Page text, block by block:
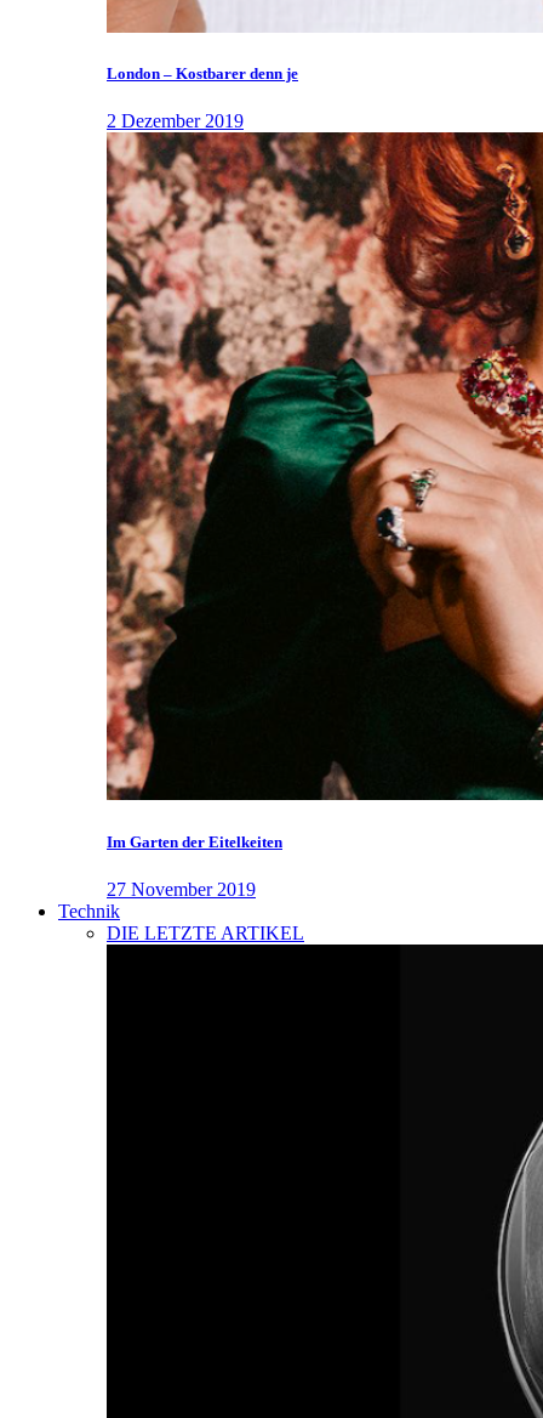
London – Kostbarer denn je
2 Dezember 2019
Im Garten der Eitelkeiten
27 November 2019
Technik
DIE LETZTE ARTIKEL